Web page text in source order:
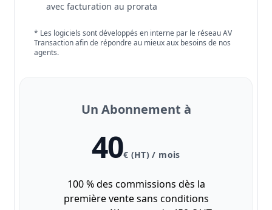
avec facturation au prorata
* Les logiciels sont développés en interne par le réseau AV
Transaction afin de répondre au mieux aux besoins de nos
agents.
Un Abonnement à
40€ (HT) / mois
100 % des commissions dès la
première vente sans conditions